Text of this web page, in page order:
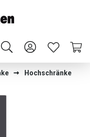
to see
CONTINUE
Hochschränke